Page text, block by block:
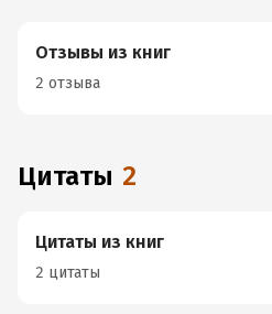
Отзывы из книг
2 отзыва
Цитаты 2
Цитаты из книг
2 цитаты